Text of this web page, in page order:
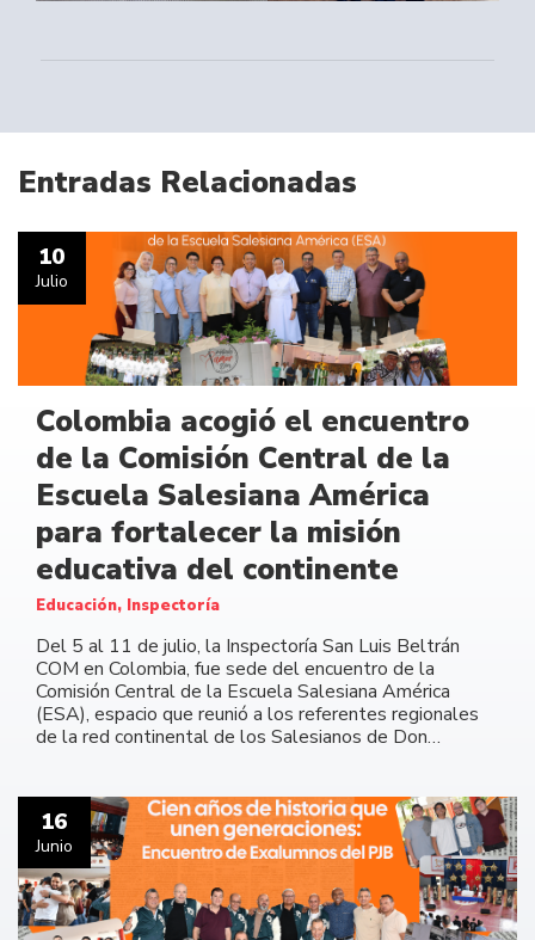
Entradas Relacionadas
10
Julio
Colombia acogió el encuentro
de la Comisión Central de la
Escuela Salesiana América
para fortalecer la misión
educativa del continente
Educación, Inspectoría
Del 5 al 11 de julio, la Inspectoría San Luis Beltrán
COM en Colombia, fue sede del encuentro de la
Comisión Central de la Escuela Salesiana América
(ESA), espacio que reunió a los referentes regionales
de la red continental de los Salesianos de Don…
16
Junio